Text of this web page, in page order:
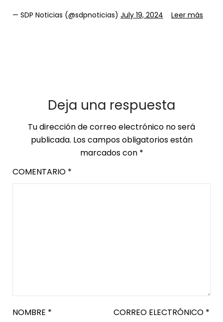
— SDP Noticias (@sdpnoticias) July 19, 2024 Leer más
Deja una respuesta
Tu dirección de correo electrónico no será
publicada. Los campos obligatorios están
marcados con *
COMENTARIO *
NOMBRE * CORREO ELECTRÓNICO *